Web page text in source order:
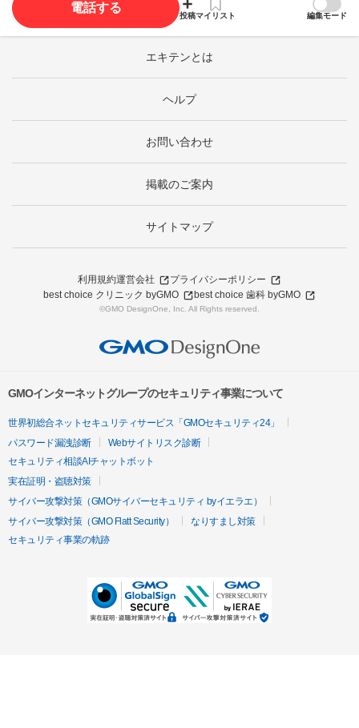
電話する
投稿マイリスト 編集モード
エキテンとは
ヘルプ
お問い合わせ
掲載のご案内
サイトマップ
利用規約運営会社
プライバシーポリシー
best choice クリニック byGMO
best choice 歯科 byGMO
©GMO DesignOne, Inc. All Rights reserved.
GMOインターネットグループのセキュリティ事業について
世界初総合ネットセキュリティサービス「GMOセキュリティ24」
パスワード漏洩診断
Webサイトリスク診断
セキュリティ相談AIチャットボット
実在証明・盗聴対策
サイバー攻撃対策（GMOサイバーセキュリティ byイエラエ）
サイバー攻撃対策（GMO Flatt Security）
なりすまし対策
セキュリティ事業の軌跡